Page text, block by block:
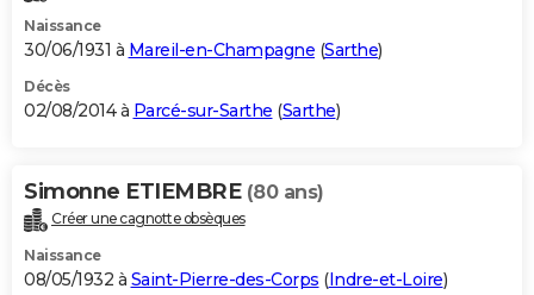
Naissance
30/06/1931 à Mareil-en-Champagne (Sarthe)
Décès
02/08/2014 à Parcé-sur-Sarthe (Sarthe)
Simonne ETIEMBRE (80 ans)
Créer une cagnotte obsèques
Naissance
08/05/1932 à Saint-Pierre-des-Corps (Indre-et-Loire)